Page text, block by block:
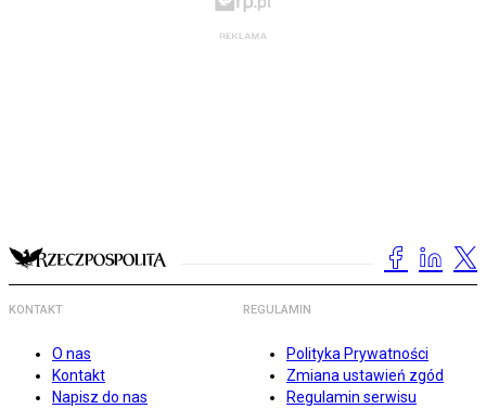
KONTAKT
O nas
Kontakt
Napisz do nas
REGULAMIN
Polityka Prywatności
Zmiana ustawień zgód
Regulamin serwisu